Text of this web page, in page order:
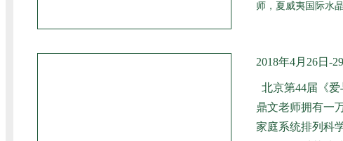
师，夏威夷国际水
2018年4月26日-
北京第44届《
鼎文老师拥有一
家庭系统排列科